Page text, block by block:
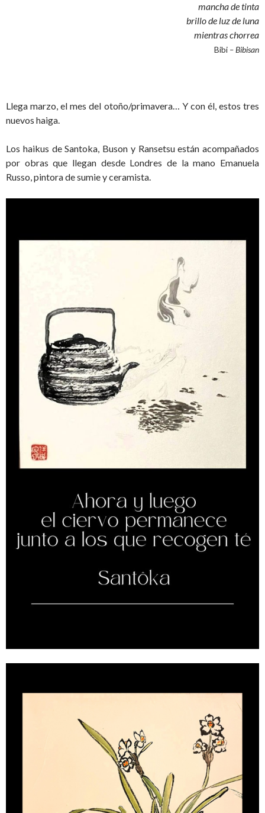
mancha de tinta
brillo de luz de luna
mientras chorrea
Bibi – Bibisan
Llega marzo, el mes del otoño/primavera… Y con él, estos tres
nuevos haiga.
Los haikus de Santoka, Buson y Ransetsu están acompañados
por obras que llegan desde Londres de la mano Emanuela
Russo, pintora de sumie y ceramista.